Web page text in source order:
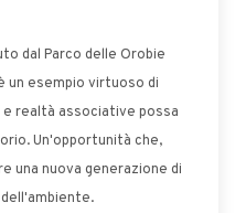
dal Parco delle Orobie
un esempio virtuoso di
realtà associative possa
Un'opportunità che,
una nuova generazione di